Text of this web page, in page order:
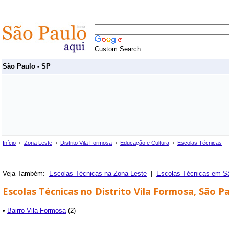
Custom Search
São Paulo - SP
Início › Zona Leste › Distrito Vila Formosa › Educação e Cultura › Escolas Técnicas
Veja Também: Escolas Técnicas na Zona Leste Escolas Técnicas em
Escolas Técnicas no Distrito Vila Formosa, São
• Bairro Vila Formosa(2)